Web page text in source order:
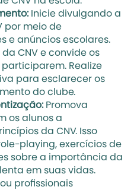
Inicie divulgando a
por meio de
e anúncios escolares.
CNV e convide os
Realize
para esclarecer os
do clube.
Promova
os alunos a
da CNV. Isso
playing, exercícios de
sobre a importância da
em suas vidas.
profissionais